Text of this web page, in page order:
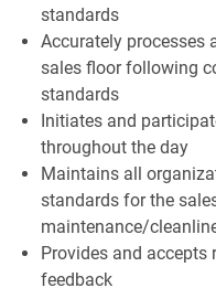
standards
Accurately processes
sales floor following
standards
Initiates and
throughout the day
Maintains all
standards for the
maintenance/
Provides and
feedback